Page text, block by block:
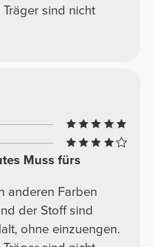
sind nicht
Muss fürs
anderen Farben
der Stoff sind
ohne einzuengen.